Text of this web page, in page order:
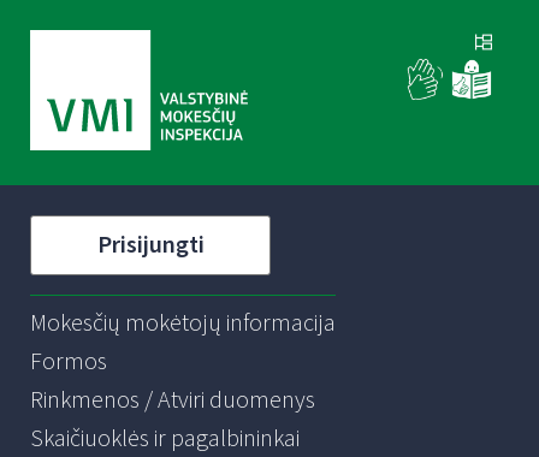
Prisijungti
Mokesčių mokėtojų informacija
Formos
Rinkmenos / Atviri duomenys
Skaičiuoklės ir pagalbininkai